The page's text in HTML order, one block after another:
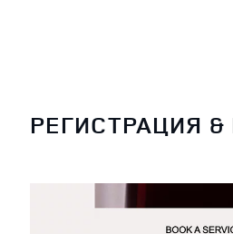
РЕГИСТРАЦИЯ